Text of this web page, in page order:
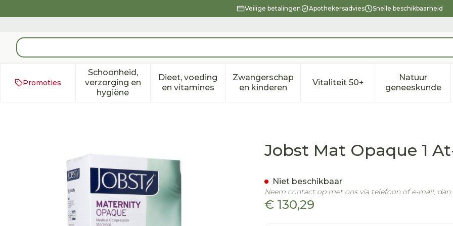
Veilige betalingen Apothekersadvies Snelle beschikbaarheid
Product, merk, categorie...
Promoties
Schoonheid,
verzorging en
hygiëne
Toon submenu voor Schoonheid, verzorging en hygiëne categorie
Dieet, voeding
en vitaminesToon submenu voor Dieet, voeding en vitamines categorie
Zwangerschap
en kinderenToon submenu voor Zwangerschap en
Vitaliteit 50+Toon submenu voor
Natuur
geneeskunde
Toon
Jobst Mat Opaque 1 At-mat Pet Black Iv Piece
Jobst Mat Opaque 1
€ 130,29
Niet beschikbaar
Neem contact op met ons via telefoon of e-mail,